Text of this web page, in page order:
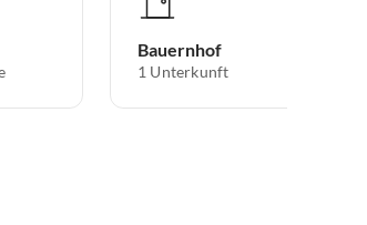
Bauernhof
1 Unterkunft